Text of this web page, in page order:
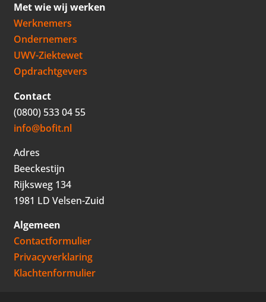
Met wie wij werken
Werknemers
Ondernemers
UWV-Ziektewet
Opdrachtgevers
Contact
(0800) 533 04 55
info@bofit.nl
Adres
Beeckestijn
Rijksweg 134
1981 LD Velsen-Zuid
Algemeen
Contactformulier
Privacyverklaring
Klachtenformulier